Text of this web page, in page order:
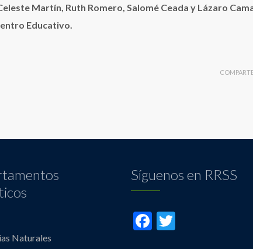
Martín, Ruth Romero, Salomé Ceada y Lázaro
Educativo.
Naturales
Síguenos en RRSS
Facebook